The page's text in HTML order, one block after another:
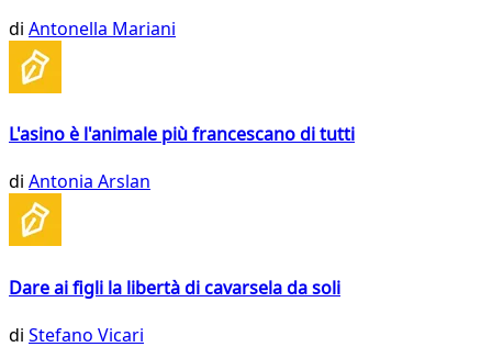
di Antonella Mariani
L'asino è l'animale più francescano di tutti
di Antonia Arslan
Dare ai figli la libertà di cavarsela da soli
di Stefano Vicari